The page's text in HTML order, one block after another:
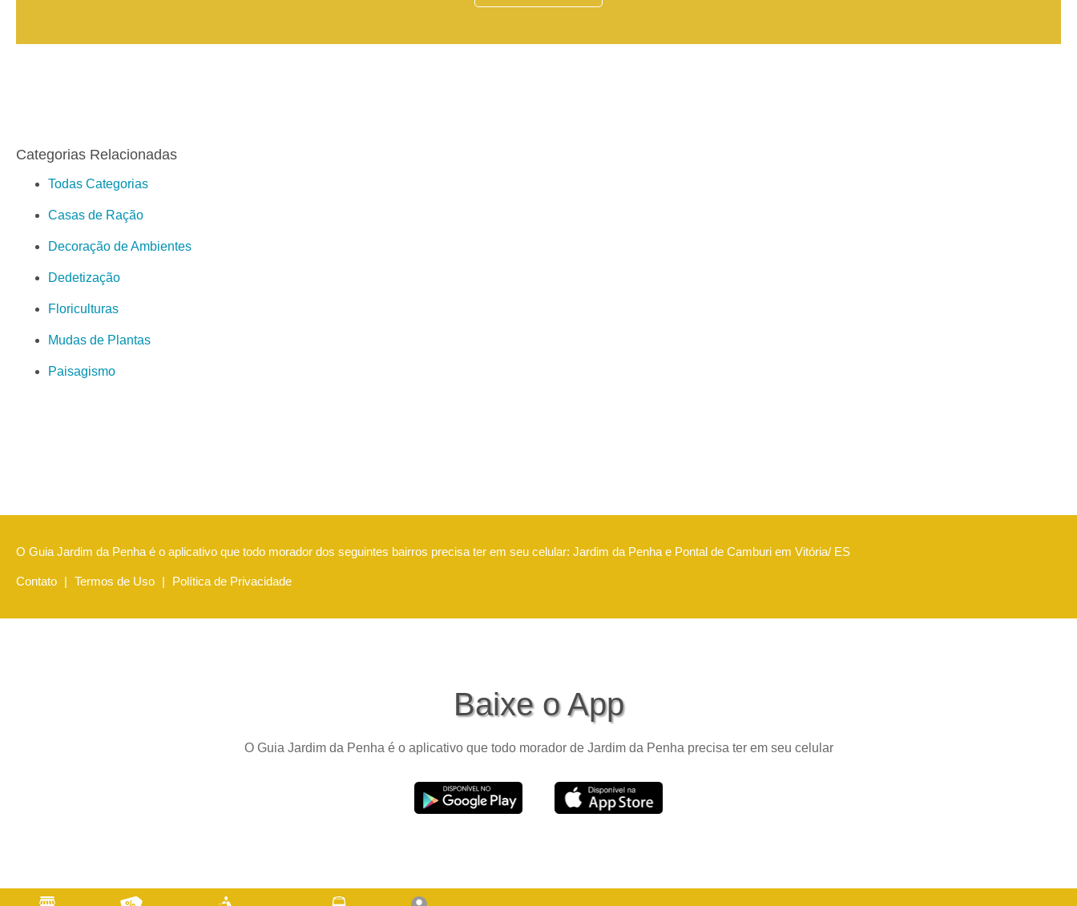
Categorias Relacionadas
Todas Categorias
Casas de Ração
Decoração de Ambientes
Dedetização
Floriculturas
Mudas de Plantas
Paisagismo
O Guia Jardim da Penha é o aplicativo que todo morador dos seguintes bairros precisa ter em seu celular: Jardim da Penha e Pontal de Camburi em Vitória/ ES
Contato Termos de Uso Política de Privacidade
Baixe o App
O Guia Jardim da Penha é o aplicativo que todo morador de Jardim da Penha precisa ter em seu celular